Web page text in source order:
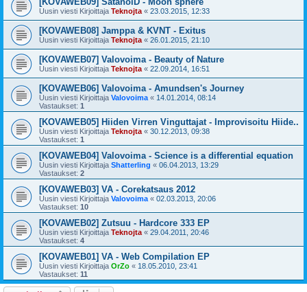
Uusin viesti Kirjoittaja Teknojta « 23.03.2015, 12:33
[KOVAWEB08] Jamppa & KVNT - Exitus
Uusin viesti Kirjoittaja Teknojta « 26.01.2015, 21:10
[KOVAWEB07] Valovoima - Beauty of Nature
Uusin viesti Kirjoittaja Teknojta « 22.09.2014, 16:51
[KOVAWEB06] Valovoima - Amundsen's Journey
Uusin viesti Kirjoittaja Valovoima « 14.01.2014, 08:14
Vastaukset: 1
[KOVAWEB05] Hiiden Virren Vinguttajat - Improvisoitu Hiide..
Uusin viesti Kirjoittaja Teknojta « 30.12.2013, 09:38
Vastaukset: 1
[KOVAWEB04] Valovoima - Science is a differential equation
Uusin viesti Kirjoittaja Shatterling « 06.04.2013, 13:29
Vastaukset: 2
[KOVAWEB03] VA - Corekatsaus 2012
Uusin viesti Kirjoittaja Valovoima « 02.03.2013, 20:06
Vastaukset: 10
[KOVAWEB02] Zutsuu - Hardcore 333 EP
Uusin viesti Kirjoittaja Teknojta « 29.04.2011, 20:46
Vastaukset: 4
[KOVAWEB01] VA - Web Compilation EP
Uusin viesti Kirjoittaja OrZo « 18.05.2010, 23:41
Vastaukset: 11